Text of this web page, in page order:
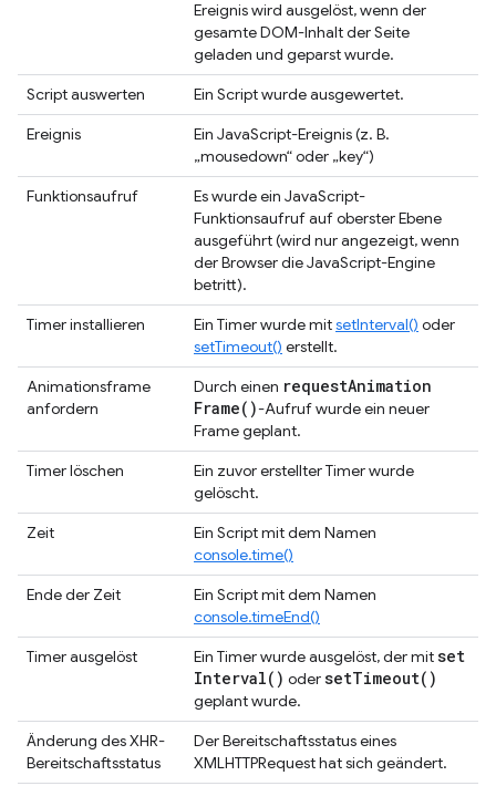
Ereignis wird ausgelöst, wenn der
gesamte DOM-Inhalt der Seite
geladen und geparst wurde.
Script auswerten
Ein Script wurde ausgewertet.
Ereignis
Ein JavaScript-Ereignis (z. B.
„mousedown“ oder „key“)
Funktionsaufruf
Es wurde ein JavaScript-
Funktionsaufruf auf oberster Ebene
ausgeführt (wird nur angezeigt, wenn
der Browser die JavaScript-Engine
betritt).
Timer installieren
Ein Timer wurde mitsetInterval() oder
setTimeout() erstellt.
Animationsframe
anfordern
Durch einen requestAnimation
Frame( )-Aufruf wurde ein neuer
Frame geplant.
Timer löschen
Ein zuvor erstellter Timer wurde
gelöscht.
Zeit
Ein Script mit dem Namen
console.time()
Ende der Zeit
Ein Script mit dem Namen
console.timeEnd()
Timer ausgelöst
Ein Timer wurde ausgelöst, der mitset
Interval( ) odersetTimeout( )
geplant wurde.
Änderung des XHR-
Bereitschaftsstatus
Der Bereitschaftsstatus eines
XMLHTTPRequest hat sich geändert.